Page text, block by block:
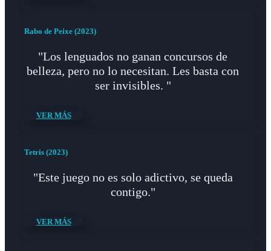
Rabo de Peixe (2023)
"Los lenguados no ganan concursos de
belleza, pero no lo necesitan. Les basta con
ser invisibles. "
VER MÁS
Tetris (2023)
"Este juego no es solo adictivo, se queda
contigo."
VER MÁS